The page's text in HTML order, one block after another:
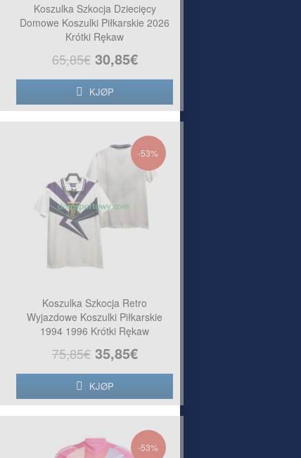
Koszulka Szkocja Dziecięcy
Domowe Koszulki Piłkarskie 2026
Krótki Rękaw
65,85€ 30,85€
KJØP
-53%
Koszulka Szkocja Retro
Wyjazdowe Koszulki Piłkarskie
1994 1996 Krótki Rękaw
75,85€ 35,85€
KJØP
-53%